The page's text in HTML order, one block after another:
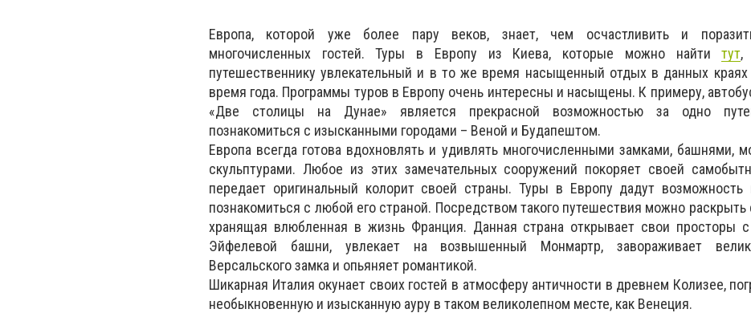
Европа, которой уже более пару веков, знает, чем осчастливить и
многочисленных гостей. Туры в Европу из Киева, которые можно найтитут,
путешественнику увлекательный и в то же время насыщенный отдых в данных
время года. Программы туров в Европу очень интересны и насыщены. К примеру,
«Две столицы на Дунае» является прекрасной возможностью за одно
познакомиться с изысканными городами – Веной и Будапештом.
Европа всегда готова вдохновлять и удивлять многочисленными замками, башнями,
скульптурами. Любое из этих замечательных сооружений покоряет своей
передает оригинальный колорит своей страны. Туры в Европу дадут возможность
познакомиться с любой его страной. Посредством такого путешествия можно раскрыть
хранящая влюбленная в жизнь Франция. Данная страна открывает свои просторы
Эйфелевой башни, увлекает на возвышенный Монмартр, завораживает
Версальского замка и опьяняет романтикой.
Шикарная Италия окунает своих гостей в атмосферу античности в древнем Колизее,
необыкновенную и изысканную ауру в таком великолепном месте, как Венеция.